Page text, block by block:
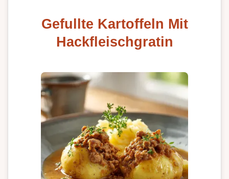
Gefullte Kartoffeln Mit
Hackfleischgratin